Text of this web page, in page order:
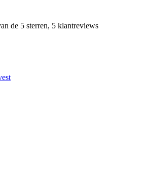
de 5 sterren, 5 klantreviews